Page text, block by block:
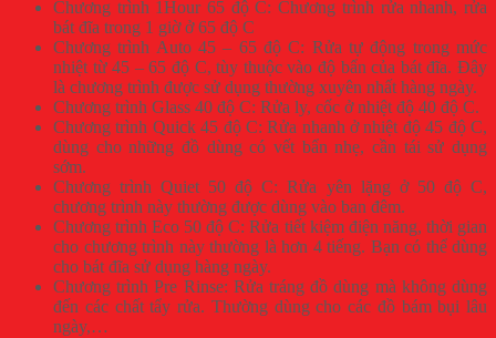
Chương trình 1Hour 65 độ C: Chương trình rửa nhanh, rửa
bát đĩa trong 1 giờ ở 65 độ C
Chương trình Auto 45 – 65 độ C: Rửa tự động trong mức
nhiệt từ 45 – 65 độ C, tùy thuộc vào độ bẩn của bát đĩa. Đây
là chương trình được sử dụng thường xuyên nhất hàng ngày.
Chương trình Glass 40 độ C: Rửa ly, cốc ở nhiệt độ 40 độ C.
Chương trình Quick 45 độ C: Rửa nhanh ở nhiệt độ 45 độ C,
dùng cho những đồ dùng có vết bẩn nhẹ, cần tái sử dụng
sớm.
Chương trình Quiet 50 độ C: Rửa yên lặng ở 50 độ C,
chương trình này thường được dùng vào ban đêm.
Chương trình Eco 50 độ C: Rửa tiết kiệm điện năng, thời gian
cho chương trình này thường là hơn 4 tiếng. Bạn có thể dùng
cho bát đĩa sử dụng hàng ngày.
Chương trình Pre Rinse: Rửa tráng đồ dùng mà không dùng
đến các chất tẩy rửa. Thường dùng cho các đồ bám bụi lâu
ngày,…